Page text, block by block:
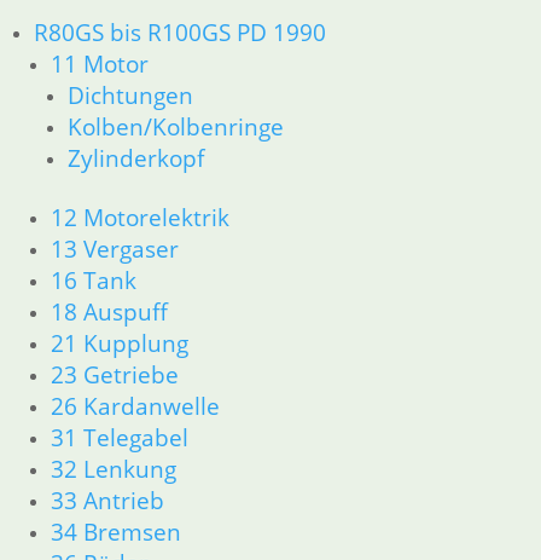
R80GS bis R100GS PD 1990
11 Motor
Dichtungen
Kolben/Kolbenringe
Zylinderkopf
12 Motorelektrik
13 Vergaser
16 Tank
18 Auspuff
21 Kupplung
23 Getriebe
26 Kardanwelle
31 Telegabel
32 Lenkung
33 Antrieb
34 Bremsen
16 Tank
18 Auspuff
13 Vergaser
21 Kupplung
23 Getriebe
26 Kardanwelle
32 Lenkung
33 Antrieb
34 Bremsen
36 Räder
46 Rahmen & Verkleidung
51 Spiegel & Schlösser
61 Fahrzeugelektrik
62 Instrumente
52 Sitzbank
R80GS bis R100GS PD 1990
11 Motor
Dichtungen